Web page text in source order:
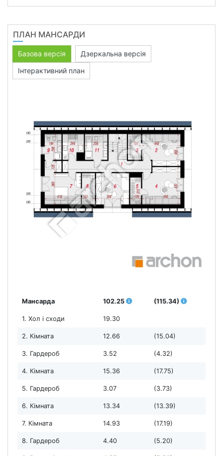
ПЛАН МАНСАРДИ
Базова версія
Дзеркальна версія
Інтерактивний план
Мансарда 102.25 (115.34)
1. Хол і сходи 19.30
2. Кімната 12.66 (15.04)
3. Гардероб 3.52 (4.32)
4. Кімната 15.36 (17.75)
5. Гардероб 3.07 (3.73)
6. Кімната 13.34 (13.39)
7. Кімната 14.93 (17.19)
8. Гардероб 4.40 (5.20)